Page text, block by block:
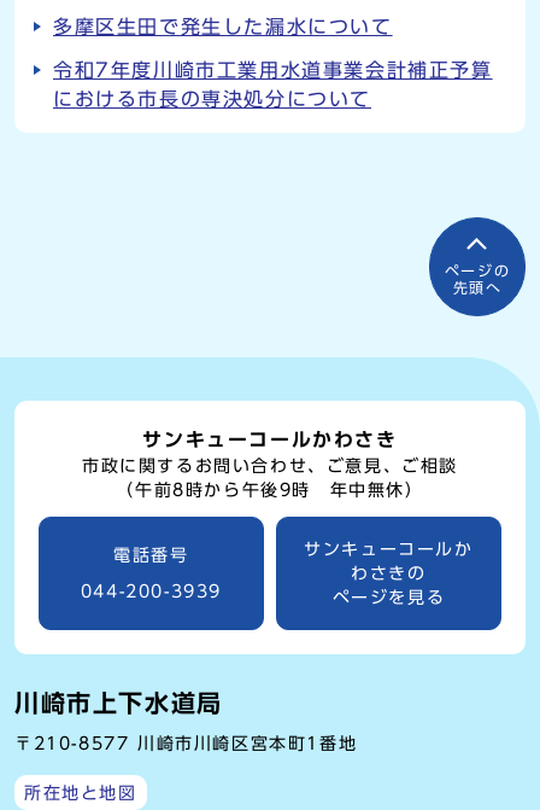
多摩区生田で発生した漏水について
令和7年度川崎市工業用水道事業会計補正予算
における市長の専決処分について
ページの
先頭へ
サンキューコールかわさき
市政に関するお問い合わせ、ご意見、ご相談
（午前8時から午後9時 年中無休）
電話番号
044-200-3939
サンキューコールか
わさきの
ページを見る
川崎市上下水道局
〒210-8577 川崎市川崎区宮本町1番地
所在地と地図